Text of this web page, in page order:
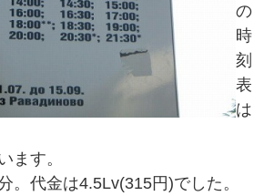
の
時
刻
表
は
ます。
。代金は4.5Lv(315円)でした。